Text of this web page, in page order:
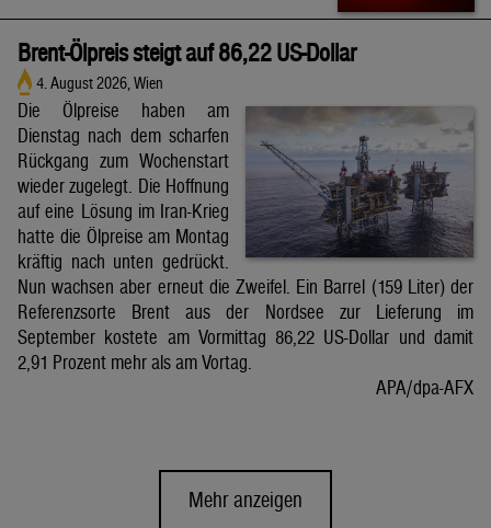
Brent-Ölpreis steigt auf 86,22 US-Dollar
4. August 2026, Wien
Die Ölpreise haben am
Dienstag nach dem scharfen
Rückgang zum Wochenstart
wieder zugelegt. Die Hoffnung
auf eine Lösung im Iran-Krieg
hatte die Ölpreise am Montag
kräftig nach unten gedrückt.
Nun wachsen aber erneut die Zweifel. Ein Barrel (159 Liter) der
Referenzsorte Brent aus der Nordsee zur Lieferung im
September kostete am Vormittag 86,22 US-Dollar und damit
2,91 Prozent mehr als am Vortag.
APA/dpa-AFX
Mehr anzeigen